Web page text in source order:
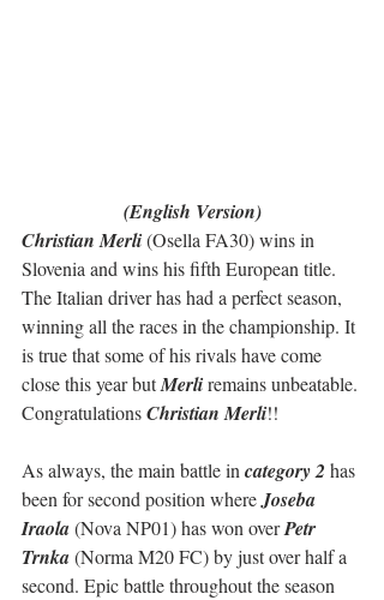
(English Version)
Christian Merli (Osella FA30) wins in
Slovenia and wins his fifth European title.
The Italian driver has had a perfect season,
winning all the races in the championship. It
is true that some of his rivals have come
close this year but Merli remains unbeatable.
Congratulations Christian Merli!!
As always, the main battle in category 2 has
been for second position where Joseba
Iraola (Nova NP01) has won over Petr
Trnka (Norma M20 FC) by just over half a
second. Epic battle throughout the season